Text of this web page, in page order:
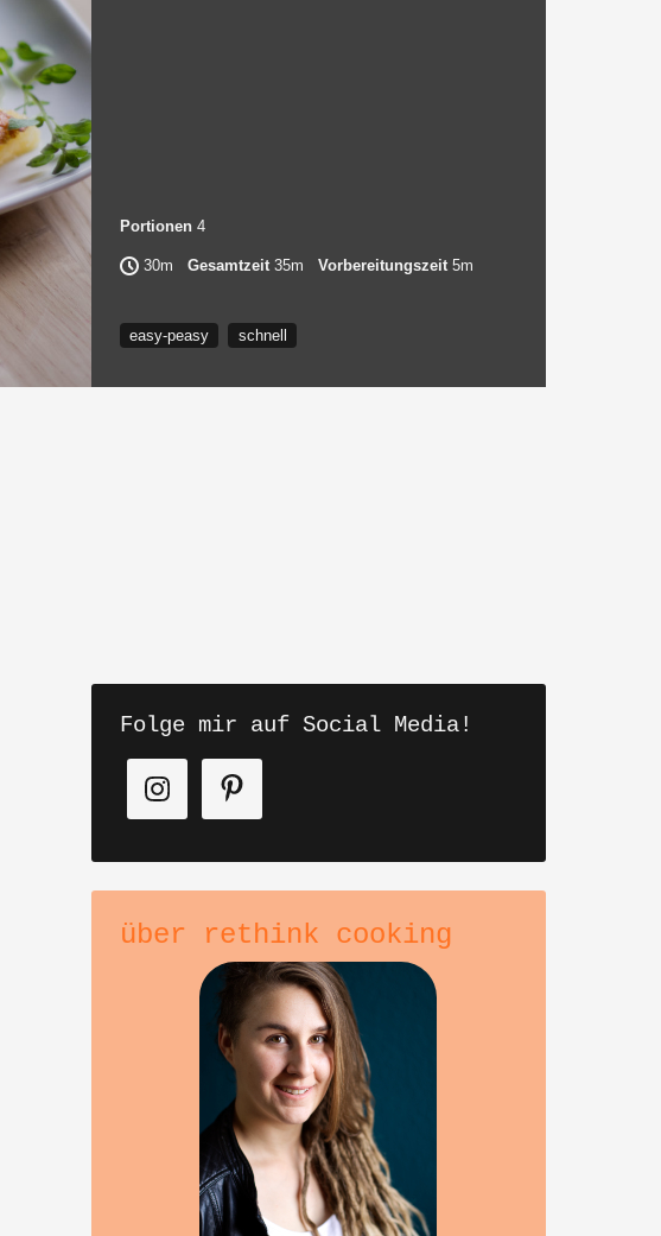
Portionen4
30m Gesamtzeit35m Vorbereitungszeit5m
easy-peasy schnell
Folge mir auf Social Media!
über rethink cooking